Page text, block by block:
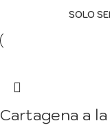
SOLO
Cartagena a